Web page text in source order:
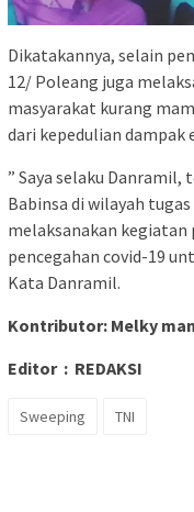
Dikatakannya, selain
12/ Poleang juga
masyarakat kurang
dari kepedulian dampak
” Saya selaku Danramil,
Babinsa di wilayah
melaksanakan
pencegahan covid-19
Kata Danramil.
Kontributor: Melky
Editor : REDAKSI
Sweeping TNI